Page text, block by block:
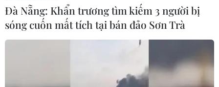
#Đàm Vĩnh Hưng
Đà Nẵng: Khẩn trương tìm kiếm 3 người bị
sóng cuốn mất tích tại bán đảo Sơn Trà